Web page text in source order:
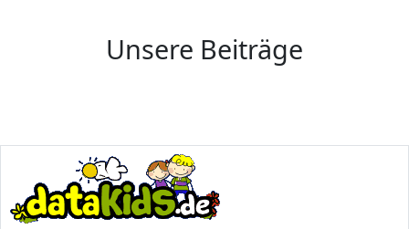
Unsere Beiträge